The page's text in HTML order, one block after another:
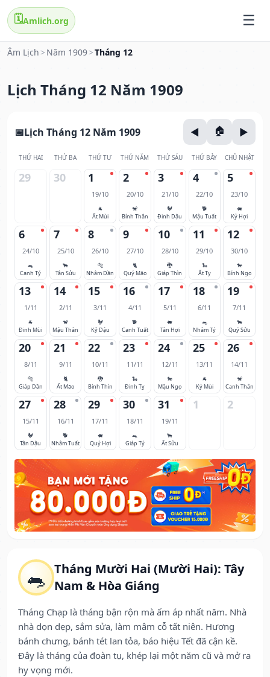
🗓️Amlich.org
Âm Lịch > Năm 1909>Tháng 12
Lịch Tháng 12 Năm 1909
🐀 Tháng Mười Hai (Mười Hai): Tây
Nam & Hòa Giáng
Tháng Chạp là tháng bận rộn mà ấm áp nhất năm. Nhà
nhà dọn dẹp, sắm sửa, làm mâm cỗ tất niên. Hương
bánh chưng, bánh tét lan tỏa, báo hiệu Tết đã cận kề.
Đây là tháng của đoàn tụ, khép lại một năm cũ và mở ra
hy vọng mới.
Lịch Tháng 12 Năm 1909
THỨ HAI THỨ BA THỨ TƯ THỨ NĂM THỨ SÁU THỨ BẢY CHỦ NHẬT
29 30 1
19/10
🐐
Ất Mùi
2
20/10
🐒
Bính Thân
3
21/10
🐓
Đinh Dậu
4
22/10
🐕
Mậu Tuất
5
23/10
🐖
Kỷ Hợi
6
24/10
🐀
Canh Tý
7
25/10
🐂
Tân Sửu
8
26/10
🐅
Nhâm Dần
9
27/10
🐈
Quý Mão
10
28/10
🐉
Giáp Thìn
11
29/10
🐍
Ất Tỵ
12
30/10
🐎
Bính Ngọ
13
1/11
🐐
Đinh Mùi
14
2/11
🐒
Mậu Thân
15
3/11
🐓
Kỷ Dậu
16
4/11
🐕
Canh Tuất
17
5/11
🐖
Tân Hợi
18
6/11
🐀
Nhâm Tý
19
7/11
🐂
Quý Sửu
20
8/11
🐅
Giáp Dần
21
9/11
🐈
Ất Mão
22
10/11
🐉
Bính Thìn
23
11/11
🐍
Đinh Tỵ
24
12/11
🐎
Mậu Ngọ
25
13/11
🐐
Kỷ Mùi
26
14/11
🐒
Canh Thân
27
15/11
🐓
Tân Dậu
28
16/11
🐕
Nhâm Tuất
29
17/11
🐖
Quý Hợi
30
18/11
🐀
Giáp Tý
31
19/11
🐂
Ất Sửu
1 2